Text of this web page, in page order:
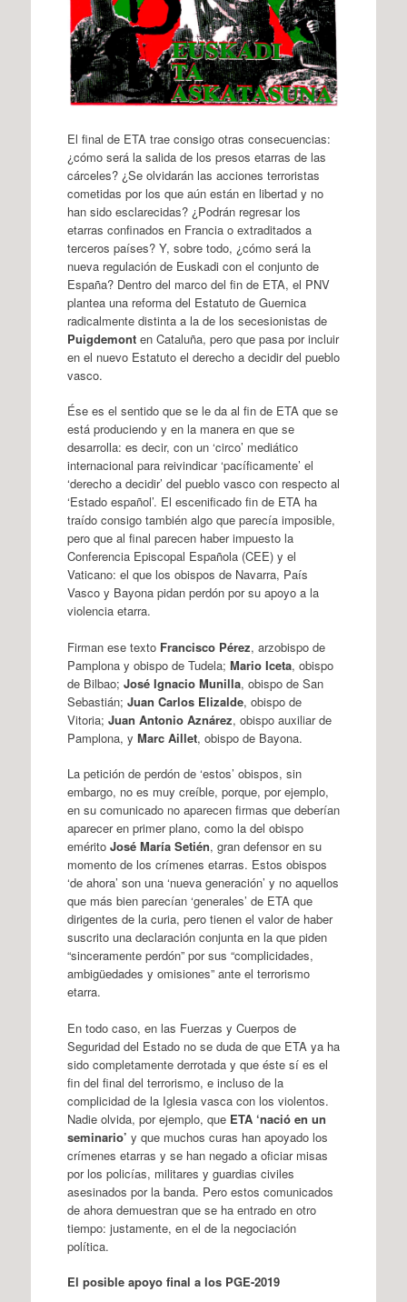
El final de ETA trae consigo otras consecuencias:
¿cómo será la salida de los presos etarras de las
cárceles? ¿Se olvidarán las acciones terroristas
cometidas por los que aún están en libertad y no
han sido esclarecidas? ¿Podrán regresar los
etarras confinados en Francia o extraditados a
terceros países? Y, sobre todo, ¿cómo será la
nueva regulación de Euskadi con el conjunto de
España? Dentro del marco del fin de ETA, el PNV
plantea una reforma del Estatuto de Guernica
radicalmente distinta a la de los secesionistas de
Puigdemonten Cataluña, pero que pasa por incluir
en el nuevo Estatuto el derecho a decidir del pueblo
vasco.
Ése es el sentido que se le da al fin de ETA que se
está produciendo y en la manera en que se
desarrolla: es decir, con un ‘circo’ mediático
internacional para reivindicar ‘pacíficamente’ el
‘derecho a decidir’ del pueblo vasco con respecto al
‘Estado español’. El escenificado fin de ETA ha
traído consigo también algo que parecía imposible,
pero que al final parecen haber impuesto la
Conferencia Episcopal Española (CEE) y el
Vaticano: el que los obispos de Navarra, País
Vasco y Bayona pidan perdón por su apoyo a la
violencia etarra.
Firman ese texto Francisco Pérez, arzobispo de
Pamplona y obispo de Tudela; Mario Iceta, obispo
de Bilbao; José Ignacio Munilla, obispo de San
Sebastián; Juan Carlos Elizalde, obispo de
Vitoria; Juan Antonio Aznárez, obispo auxiliar de
Pamplona, y Marc Aillet, obispo de Bayona.
La petición de perdón de ‘estos’ obispos, sin
embargo, no es muy creíble, porque, por ejemplo,
en su comunicado no aparecen firmas que deberían
aparecer en primer plano, como la del obispo
emérito José María Setién, gran defensor en su
momento de los crímenes etarras. Estos obispos
‘de ahora’ son una ‘nueva generación’ y no aquellos
que más bien parecían ‘generales’ de ETA que
dirigentes de la curia, pero tienen el valor de haber
suscrito una declaración conjunta en la que piden
“sinceramente perdón” por sus “complicidades,
ambigüedades y omisiones” ante el terrorismo
etarra.
En todo caso, en las Fuerzas y Cuerpos de
Seguridad del Estado no se duda de que ETA ya ha
sido completamente derrotada y que éste sí es el
fin del final del terrorismo, e incluso de la
complicidad de la Iglesia vasca con los violentos.
Nadie olvida, por ejemplo, que ETA ‘nació en un
seminario’ y que muchos curas han apoyado los
crímenes etarras y se han negado a oficiar misas
por los policías, militares y guardias civiles
asesinados por la banda. Pero estos comunicados
de ahora demuestran que se ha entrado en otro
tiempo: justamente, en el de la negociación
política.
El posible apoyo final a los PGE-2019